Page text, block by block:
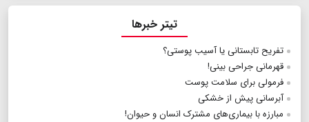
تیتر خبرها
تفریح تابستانی‌ یا آسیب پوستی؟
قهرمانی جراحی بینی!
فرمولی برای سلامت پوست
آبرسانی پیش از خشکی
مبارزه با بیماری‌های مشترک انسان و حیوان!